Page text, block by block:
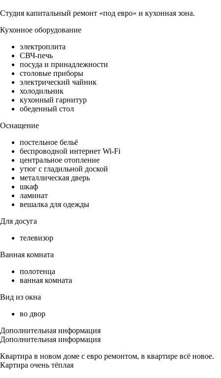
Студия капитальный ремонт «под евро» и кухонная зона.
Кухонное оборудование
электроплита
СВЧ-печь
посуда и принадлежности
столовые приборы
электрический чайник
холодильник
кухонный гарнитур
обеденный стол
Оснащение
постельное бельё
беспроводной интернет Wi-Fi
центральное отопление
утюг с гладильной доской
металлическая дверь
шкаф
ламинат
вешалка для одежды
Для досуга
телевизор
Ванная комната
полотенца
ванная комната
Вид из окна
во двор
Дополнительная информация
Дополнительная информация
Квартира в новом доме с евро ремонтом, в квартире всё новое.
Картира очень тёплая